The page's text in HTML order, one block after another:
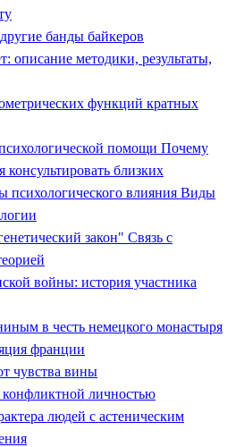
банды байкеров
описание методики, результаты,
функций кратных
помощи Почему
консультировать близких
психологического влияния Виды
закон" Связь с
войны: история участника
в честь немецкого монастыря
франции
чувства вины
конфликтной личностью
людей с астеническим